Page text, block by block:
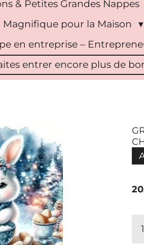
& Petites Grandes Nappes
Magnifique pour la Maison
en entreprise –
entrer encore plus de